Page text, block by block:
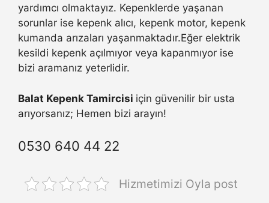
yardımcı olmaktayız. Kepenklerde yaşanan
sorunlar ise kepenk alıcı, kepenk motor, kepenk
kumanda arızaları yaşanmaktadır.Eğer elektrik
kesildi kepenk açılmıyor veya kapanmıyor ise
bizi aramanız yeterlidir.
Balat Kepenk Tamircisi için güvenilir bir usta
arıyorsanız; Hemen bizi arayın!
0530 640 44 22
Hizmetimizi Oyla post